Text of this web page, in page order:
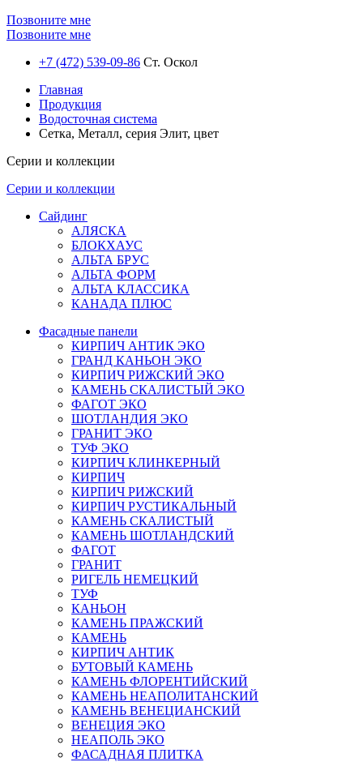
Позвоните мне
Позвоните мне
+7 (472) 539-09-86 Ст. Оскол
Главная
Продукция
Водосточная система
Сетка, Металл, серия Элит, цвет
Серии и коллекции
Серии и коллекции
Сайдинг
АЛЯСКА
БЛОКХАУС
АЛЬТА БРУС
АЛЬТА ФОРМ
АЛЬТА КЛАССИКА
КАНАДА ПЛЮС
Фасадные панели
КИРПИЧ АНТИК ЭКО
ГРАНД КАНЬОН ЭКО
КИРПИЧ РИЖСКИЙ ЭКО
КАМЕНЬ СКАЛИСТЫЙ ЭКО
ФАГОТ ЭКО
ШОТЛАНДИЯ ЭКО
ГРАНИТ ЭКО
ТУФ ЭКО
КИРПИЧ КЛИНКЕРНЫЙ
КИРПИЧ
КИРПИЧ РИЖСКИЙ
КИРПИЧ РУСТИКАЛЬНЫЙ
КАМЕНЬ СКАЛИСТЫЙ
КАМЕНЬ ШОТЛАНДСКИЙ
ФАГОТ
ГРАНИТ
РИГЕЛЬ НЕМЕЦКИЙ
ТУФ
КАНЬОН
КАМЕНЬ ПРАЖСКИЙ
КАМЕНЬ
КИРПИЧ АНТИК
БУТОВЫЙ КАМЕНЬ
КАМЕНЬ ФЛОРЕНТИЙСКИЙ
КАМЕНЬ НЕАПОЛИТАНСКИЙ
КАМЕНЬ ВЕНЕЦИАНСКИЙ
ВЕНЕЦИЯ ЭКО
НЕАПОЛЬ ЭКО
ФАСАДНАЯ ПЛИТКА